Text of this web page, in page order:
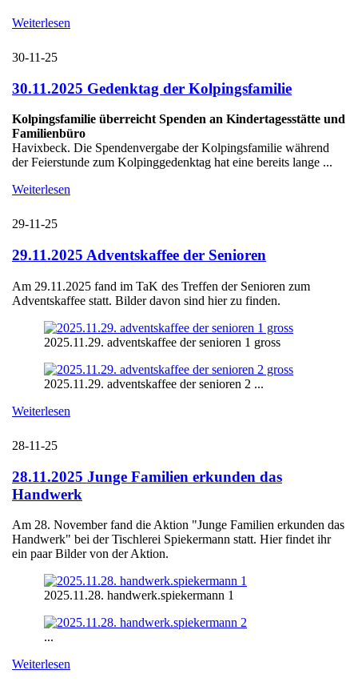
Weiterlesen
30-11-25
30.11.2025 Gedenktag der Kolpingsfamilie
Kolpingsfamilie überreicht Spenden an Kindertagesstätte und
Familienbüro
Havixbeck. Die Spendenvergabe der Kolpingsfamilie während
der Feierstunde zum Kolpinggedenktag hat eine bereits lange ...
Weiterlesen
29-11-25
29.11.2025 Adventskaffee der Senioren
Am 29.11.2025 fand im TaK des Treffen der Senioren zum
Adventskaffee statt. Bilder davon sind hier zu finden.
2025.11.29. adventskaffee der senioren 1 gross
2025.11.29. adventskaffee der senioren 2 ...
Weiterlesen
28-11-25
28.11.2025 Junge Familien erkunden das
Handwerk
Am 28. November fand die Aktion "Junge Familien erkunden das
Handwerk" bei der Tischlerei Spiekermann statt. Hier findet ihr
ein paar Bilder von der Aktion.
2025.11.28. handwerk.spiekermann 1
...
Weiterlesen